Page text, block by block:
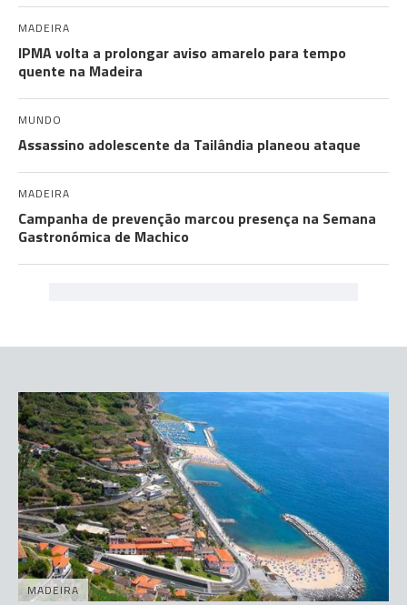
MADEIRA
IPMA volta a prolongar aviso amarelo para tempo
quente na Madeira
MUNDO
Assassino adolescente da Tailândia planeou ataque
MADEIRA
Campanha de prevenção marcou presença na Semana
Gastronómica de Machico
MADEIRA